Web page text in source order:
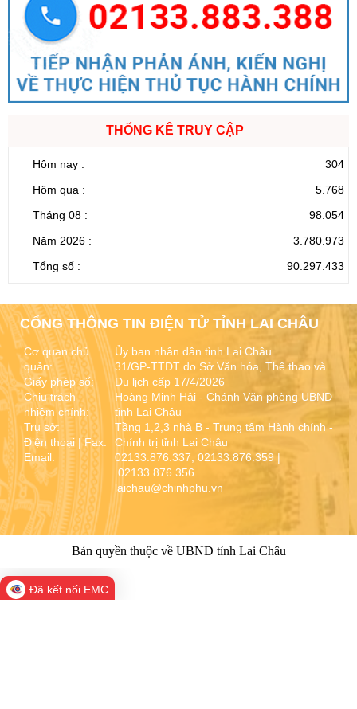
THỐNG KÊ TRUY CẬP
Hôm nay :
304
Hôm qua :
5.768
Tháng 08 :
98.054
Năm 2026 :
3.780.973
Tổng số :
90.297.433
CỔNG THÔNG TIN ĐIỆN TỬ TỈNH LAI CHÂU
Cơ quan chủ
quản:
Giấy phép số:
Chịu trách
nhiệm chính:
Trụ sở:
Điện thoại | Fax:
Email:
Ủy ban nhân dân tỉnh Lai Châu
31/GP-TTĐT do Sở Văn hóa, Thể thao và
Du lịch cấp 17/4/2026
Hoàng Minh Hải - Chánh Văn phòng UBND
tỉnh Lai Châu
Tầng 1,2,3 nhà B - Trung tâm Hành chính -
Chính trị tỉnh Lai Châu
02133.876.337; 02133.876.359 |
02133.876.356
laichau@chinhphu.vn
Bản quyền thuộc về UBND tỉnh Lai Châu
Đã kết nối EMC